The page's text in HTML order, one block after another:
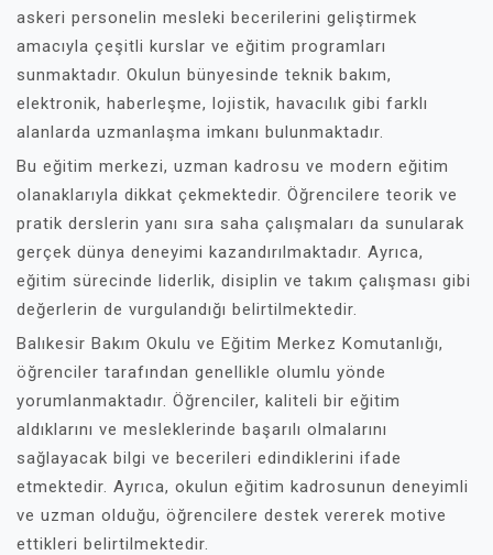
askeri personelin mesleki becerilerini geliştirmek
amacıyla çeşitli kurslar ve eğitim programları
sunmaktadır. Okulun bünyesinde teknik bakım,
elektronik, haberleşme, lojistik, havacılık gibi farklı
alanlarda uzmanlaşma imkanı bulunmaktadır.
Bu eğitim merkezi, uzman kadrosu ve modern eğitim
olanaklarıyla dikkat çekmektedir. Öğrencilere teorik ve
pratik derslerin yanı sıra saha çalışmaları da sunularak
gerçek dünya deneyimi kazandırılmaktadır. Ayrıca,
eğitim sürecinde liderlik, disiplin ve takım çalışması gibi
değerlerin de vurgulandığı belirtilmektedir.
Balıkesir Bakım Okulu ve Eğitim Merkez Komutanlığı,
öğrenciler tarafından genellikle olumlu yönde
yorumlanmaktadır. Öğrenciler, kaliteli bir eğitim
aldıklarını ve mesleklerinde başarılı olmalarını
sağlayacak bilgi ve becerileri edindiklerini ifade
etmektedir. Ayrıca, okulun eğitim kadrosunun deneyimli
ve uzman olduğu, öğrencilere destek vererek motive
ettikleri belirtilmektedir.